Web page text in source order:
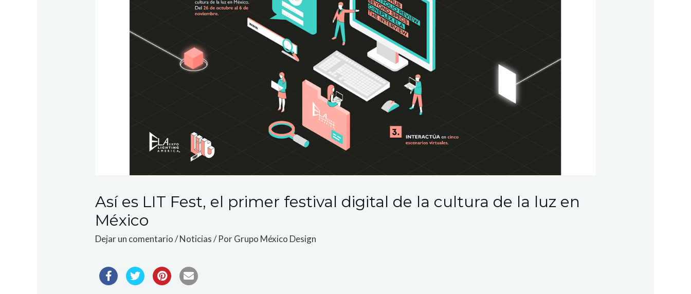
Así es LIT Fest, el primer festival digital de la cultura de la luz en
México
Dejar un comentario /Noticias/ PorGrupo México Design